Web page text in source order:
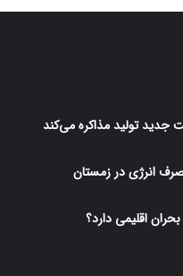
جدید تولید مذاکره می‌کند
انرژی در زمستان
اقلیمی دارد؟